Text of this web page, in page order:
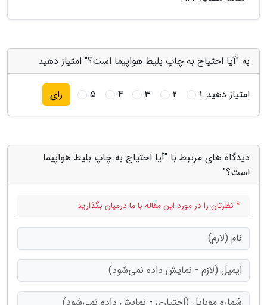
به "آیا احتیاج به چاپ بلیط هواپیما است؟" امتیاز دهید
امتیاز دهید:1
2
3
4
5 رای
دیدگاه های مرتبط با "آیا احتیاج به چاپ بلیط هواپیما
است؟"
* نظرتان را در مورد این مقاله با ما درمیان بگذارید